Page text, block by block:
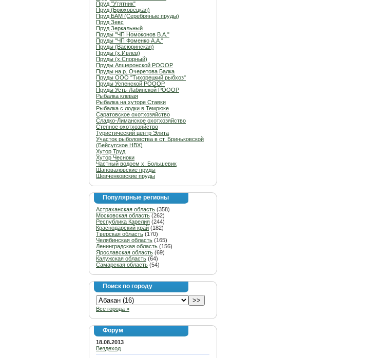
Пруд "Утятник"
Пруд (Брюховецкая)
Пруд БАМ (Серебряные пруды)
Пруд Зевс
Пруд Зеркальный
Пруды "ЧП Номоконов В.А."
Пруды "ЧП Фоменко А.А."
Пруды (Васюринская)
Пруды (х.Ивлев)
Пруды (х.Спорный)
Пруды Апшеронской РОООР
Пруды на р. Очеретова Балка
Пруды ООО "Тихорецкий рыбхоз"
Пруды Успенской РОООР
Пруды Усть-Лабинской РОООР
Рыбалка клевая
Рыбалка на хуторе Ставки
Рыбалка с лодки в Темрюке
Саратовское охотхозяйство
Сладко-Лиманское охотхозяйство
Степное охотхозяйство
Туристический центр Элита
Участок рыболовства в ст. Бриньковской
(Бейсугское НВХ)
Хутор Труд
Хутор Чесноки
Частный водоем х. Большевик
Шаповаловские пруды
Шевченковские пруды
Популярные регионы
Астраханская область (358)
Московская область (262)
Республика Карелия (244)
Краснодарский край (182)
Тверская область (170)
Челябинская область (165)
Ленинградская область (156)
Ярославская область (69)
Калужская область (64)
Самарская область (54)
Поиск по городу
Все города »
Форум
18.08.2013
Вездеход